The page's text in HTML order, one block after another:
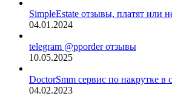
SimpleEstate отзывы, платят или
04.01.2024
telegram @pporder отзывы
10.05.2025
DoctorSmm сервис по накрутке в
04.02.2023